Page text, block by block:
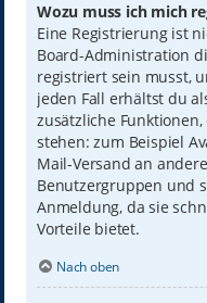
Wozu muss ich mich
Eine Registrierung ist
Board-Administration
registriert sein musst,
jeden Fall erhältst du
zusätzliche
stehen: zum Beispiel
Mail-Versand an
Benutzergruppen und
Anmeldung, da sie
Vorteile bietet.
Nach oben